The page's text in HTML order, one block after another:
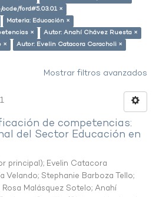
ford#5.03.01 ×
Materia: Educación ×
×
Autor: Anahí Chávez Ruesta ×
×
Autor: Evelin Catacora Caracholi ×
Mostrar filtros avanzados
de competencias:
del Sector Educación en
principal); Evelin Catacora
Velando; Stephanie Barboza Tello;
Rosa Malásquez Sotelo; Anahí